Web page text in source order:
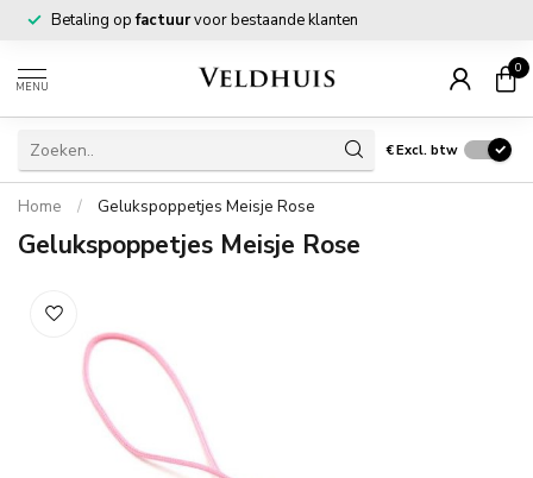
Betaling opfactuurvoor bestaande klanten
MENU
0
€Excl. btw
Home / Gelukspoppetjes Meisje Rose
Gelukspoppetjes Meisje Rose